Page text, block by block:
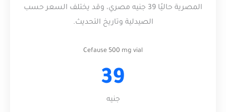
المصرية حاليًا 39 جنيه مصري، وقد يختلف السعر حسب
الصيدلية وتاريخ التحديث.
Cefause 500 mg vial
39
جنيه